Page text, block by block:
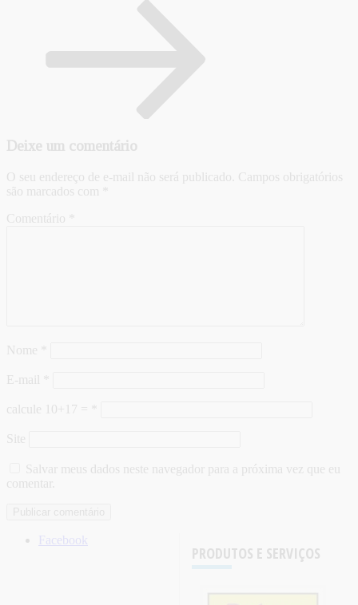
Deixe um comentário
O seu endereço de e-mail não será publicado. Campos obrigatórios
são marcados com
Comentário
Nome
E-mail
calcule 10+17 =
Site
Salvar meus dados neste navegador para a próxima vez que eu
comentar.
PRODUTOS E SERVIÇOS
Facebook